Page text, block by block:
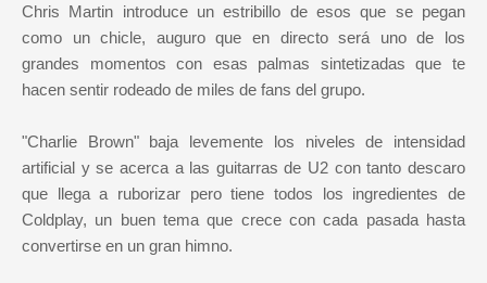
Chris Martin introduce un estribillo de esos que se pegan
como un chicle, auguro que en directo será uno de los
grandes momentos con esas palmas sintetizadas que te
hacen sentir rodeado de miles de fans del grupo.
"Charlie Brown" baja levemente los niveles de intensidad
artificial y se acerca a las guitarras de U2 con tanto descaro
que llega a ruborizar pero tiene todos los ingredientes de
Coldplay, un buen tema que crece con cada pasada hasta
convertirse en un gran himno.